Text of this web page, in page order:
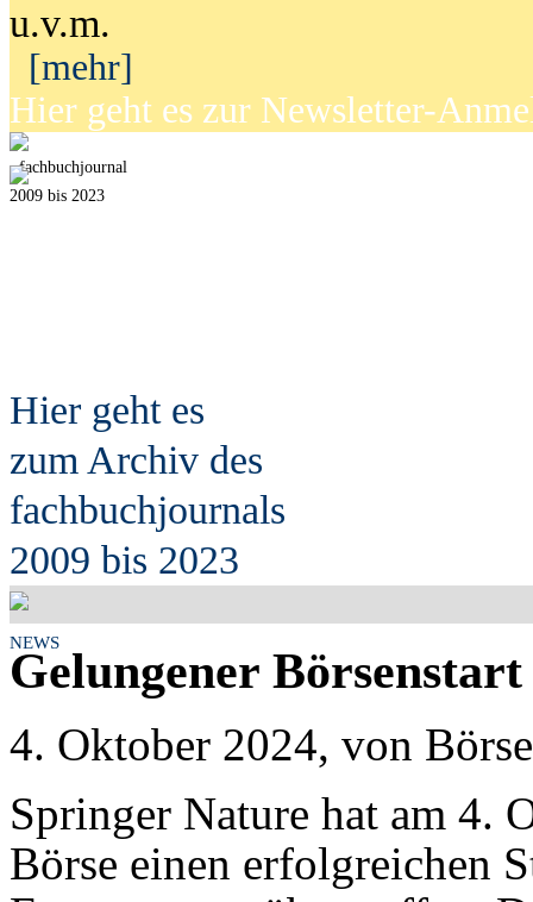
u.v.m.
[mehr]
Hier geht es zur Newsletter-
fachbuchjournal
2009 bis 2023
Hier geht es
zum Archiv des
fachbuchjournals
2009 bis 2023
NEWS
Gelungener
4. Oktober 2024, von
Springer Nature hat am 4.
Börse einen erfolgreichen